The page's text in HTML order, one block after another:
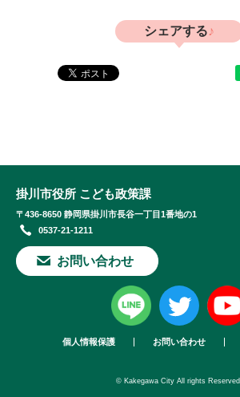
シェアする
掛川市役所 こども政策課
〒436-8650 静岡県掛川市長谷一丁目1番地の1
0537-21-1211
お問い合わせ
個人情報保護 お問い合わせ
© Kakegawa City All rights Reserved.